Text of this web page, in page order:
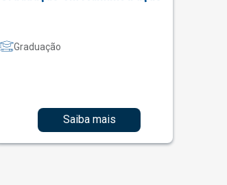
Graduação
Saiba mais